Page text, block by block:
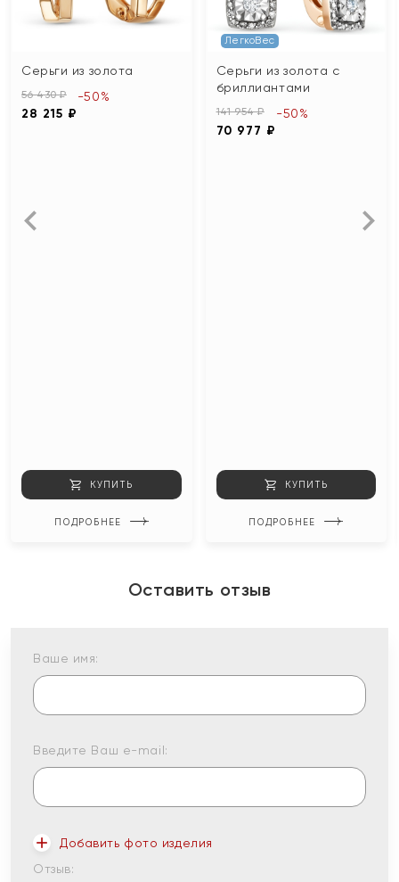
Серьги из золота
56 430 ₽
28 215 ₽
-50%
КУПИТЬ
ПОДРОБНЕЕ
ЛегкоВес
Серьги из золота с
бриллиантами
141 954 ₽
70 977 ₽
-50%
КУПИТЬ
ПОДРОБНЕЕ
Оставить отзыв
Ваше имя:
Введите Ваш e-mail:
Добавить фото изделия
Отзыв: